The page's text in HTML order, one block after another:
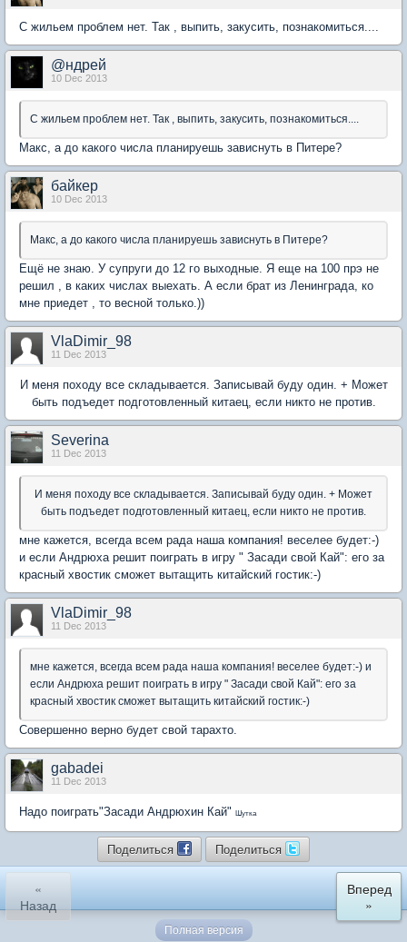
С жильем проблем нет. Так , выпить, закусить, познакомиться....
@ндрей
10 Dec 2013
С жильем проблем нет. Так , выпить, закусить, познакомиться....
Макс, а до какого числа планируешь зависнуть в Питере?
байкер
10 Dec 2013
Макс, а до какого числа планируешь зависнуть в Питере?
Ещё не знаю. У супруги до 12 го выходные. Я еще на 100 прэ не
решил , в каких числах выехать. А если брат из Ленинграда, ко
мне приедет , то весной только.))
VlaDimir_98
11 Dec 2013
И меня походу все складывается. Записывай буду один. + Может
быть подъедет подготовленный китаец, если никто не против.
Severina
11 Dec 2013
И меня походу все складывается. Записывай буду один. + Может
быть подъедет подготовленный китаец, если никто не против.
мне кажется, всегда всем рада наша компания! веселее будет:-)
и если Андрюха решит поиграть в игру " Засади свой Кай": его за
красный хвостик сможет вытащить китайский гостик:-)
VlaDimir_98
11 Dec 2013
мне кажется, всегда всем рада наша компания! веселее будет:-) и
если Андрюха решит поиграть в игру " Засади свой Кай": его за
красный хвостик сможет вытащить китайский гостик:-)
Совершенно верно будет свой тарахто.
gabadei
11 Dec 2013
Надо поиграть"Засади Андрюхин Кай" Шутка
Поделиться Поделиться
«
Назад
Вперед
»
Полная версия